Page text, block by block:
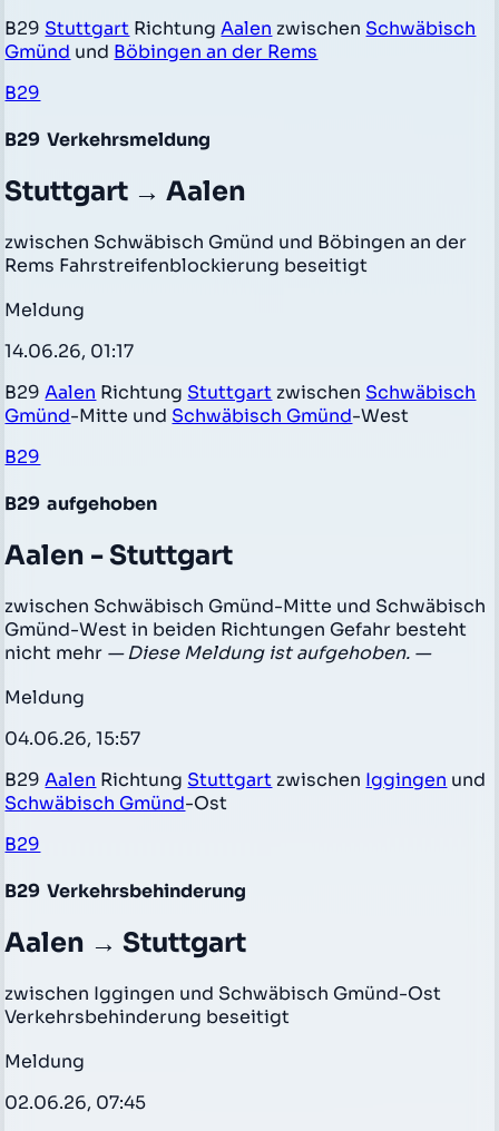
B29 Stuttgart RichtungAalen zwischen Schwäbisch
Gmünd und Böbingen an der Rems
B29
B29 Verkehrsmeldung
Stuttgart → Aalen
zwischen Schwäbisch Gmünd und Böbingen an der
Rems Fahrstreifenblockierung beseitigt
Meldung
14.06.26, 01:17
B29Aalen Richtung Stuttgart zwischen Schwäbisch
Gmünd-Mitte und Schwäbisch Gmünd-West
B29
B29 aufgehoben
Aalen - Stuttgart
zwischen Schwäbisch Gmünd-Mitte und Schwäbisch
Gmünd-West in beiden Richtungen Gefahr besteht
nicht mehr — Diese Meldung ist aufgehoben. —
Meldung
04.06.26, 15:57
B29Aalen Richtung Stuttgart zwischen Iggingen und
Schwäbisch Gmünd-Ost
B29
B29 Verkehrsbehinderung
Aalen → Stuttgart
zwischen Iggingen und Schwäbisch Gmünd-Ost
Verkehrsbehinderung beseitigt
Meldung
02.06.26, 07:45